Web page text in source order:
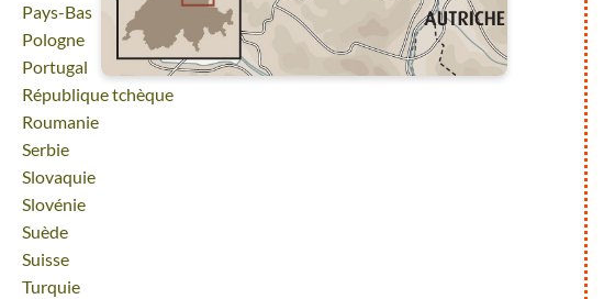
Voyage
Pays-Bas
Voyage
Pologne
Voyage
Portugal
Voyage
République tchèque
Voyage
Roumanie
Voyage
Serbie
Voyage
Slovaquie
Voyage
Slovénie
Voyage
Suède
Voyage
Suisse
Voyage
Turquie